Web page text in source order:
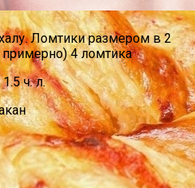
Использовать Воду
Ломтики размером в 2
4 ломтика
ч. л.